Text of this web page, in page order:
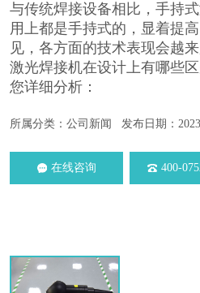
与传统焊接设备相比，手持
用上都是手持式的，显着提
见，各方面的技术表现会越
激光焊接机在设计上有哪些
您详细分析：
所属分类：公司新闻 发布日期：
在线咨询 400-